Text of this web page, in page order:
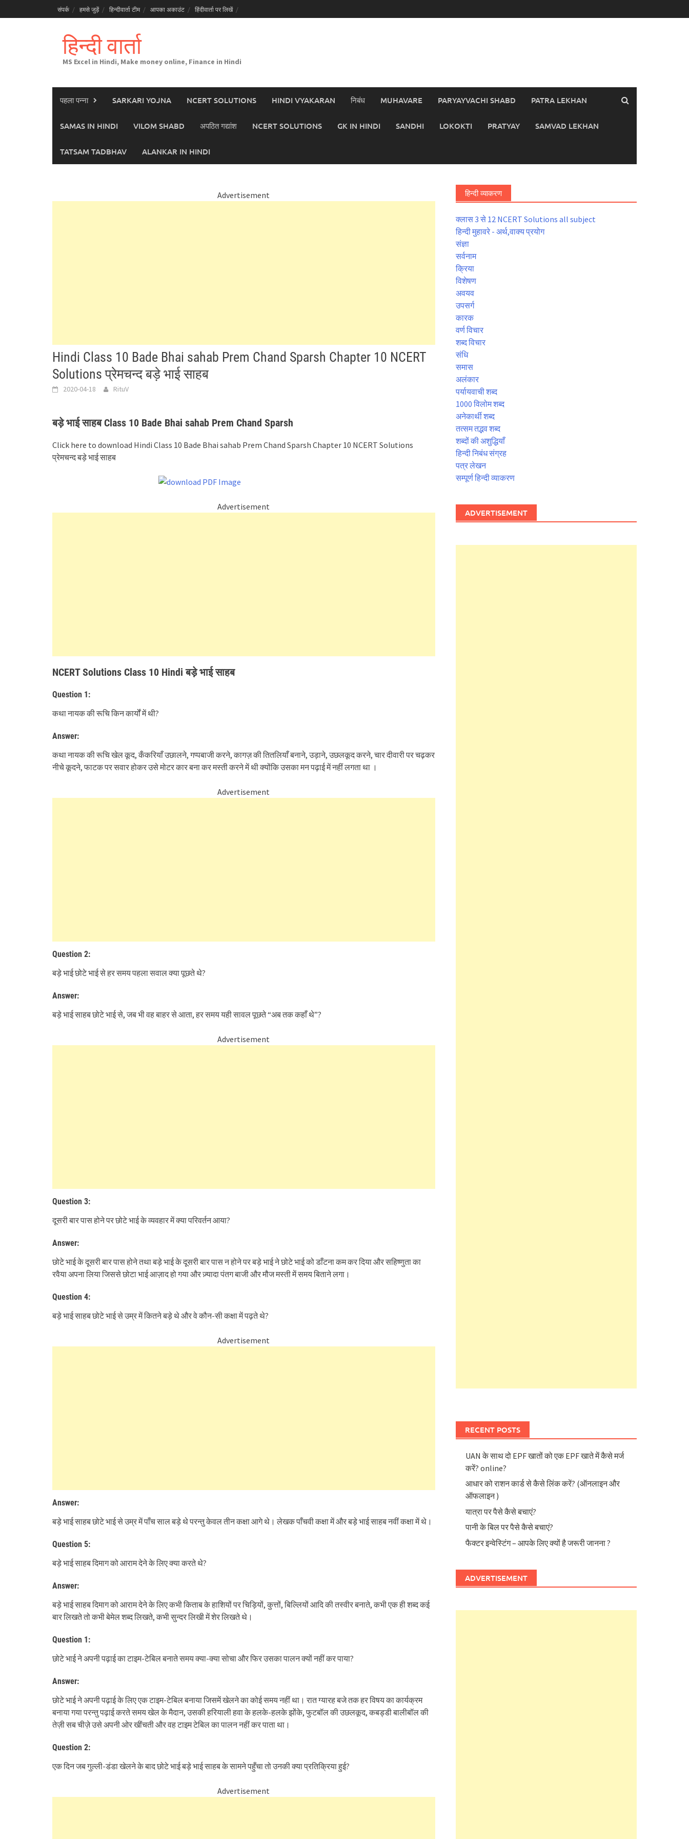
to
संपर्क हमसे जुड़ें हिन्दीवार्ता टीम आपका अकाउंट हिंदीवार्ता पर लिखें
हिन्दी वार्ता
MS Excel in Hindi, Make money online, Finance in Hindi
पहला पन्ना SARKARI YOJNA NCERT SOLUTIONS HINDI VYAKARAN निबंध MUHAVARE PARYAYVACHI SHABD PATRA LEKHAN
SAMAS IN HINDI VILOM SHABD अपठित गद्यांश NCERT SOLUTIONS GK IN HINDI SANDHI LOKOKTI PRATYAY SAMVAD LEKHAN
TATSAM TADBHAV ALANKAR IN HINDI
Advertisement
Hindi Class 10 Bade Bhai sahab Prem Chand Sparsh Chapter 10 NCERT
Solutions प्रेमचन्द बड़े भाई साहब
2020-04-18 RituV
बड़े भाई साहब Class 10 Bade Bhai sahab Prem Chand Sparsh
Click here to download Hindi Class 10 Bade Bhai sahab Prem Chand Sparsh Chapter 10 NCERT Solutions
प्रेमचन्द बड़े भाई साहब
Advertisement
NCERT Solutions Class 10 Hindi बड़े भाई साहब
Question 1:
कथा नायक की रूचि किन कार्यों में थी?
Answer:
कथा नायक की रूचि खेल कूद, कँकरियाँ उछालने, गप्पबाजी करने, कागज़ की तितलियाँ बनाने, उड़ाने, उछलकूद करने, चार दीवारी पर चढ़कर
नीचे कूदने, फाटक पर सवार होकर उसे मोटर कार बना कर मस्ती करने में थी क्योंकि उसका मन पढ़ाई में नहीं लगता था ।
Advertisement
Question 2:
बड़े भाई छोटे भाई से हर समय पहला सवाल क्या पूछते थे?
Answer:
बड़े भाई साहब छोटे भाई से, जब भी वह बाहर से आता, हर समय यही सावल पूछते “अब तक कहाँ थे”?
Advertisement
Question 3:
दूसरी बार पास होने पर छोटे भाई के व्यवहार में क्या परिवर्तन आया?
Answer:
छोटे भाई के दूसरी बार पास होने तथा बड़े भाई के दूसरी बार पास न होने पर बड़े भाई ने छोटे भाई को डाँटना कम कर दिया और सहिष्णुता का
रवैया अपना लिया जिससे छोटा भाई आज़ाद हो गया और ज़्यादा पंतग बाजी और मौज मस्ती में समय बिताने लगा।
Question 4:
बड़े भाई साहब छोटे भाई से उम्र में कितने बड़े थे और वे कौन-सी कक्षा में पढ़ते थे?
Advertisement
Answer:
बड़े भाई साहब छोटे भाई से उम्र में पाँच साल बड़े थे परन्तु केवल तीन कक्षा आगे थे। लेखक पाँचवी कक्षा में और बड़े भाई साहब नवीं कक्षा में थे।
Question 5:
बड़े भाई साहब दिमाग को आराम देने के लिए क्या करते थे?
Answer:
बड़े भाई साहब दिमाग को आराम देने के लिए कभी किताब के हाशियों पर चिड़ियों, कुत्तों, बिल्लियों आदि की तस्वीर बनाते, कभी एक ही शब्द कई
बार लिखते तो कभी बेमेल शब्द लिखते, कभी सुन्दर लिखी में शेर लिखते थे।
Question 1:
छोटे भाई ने अपनी पढ़ाई का टाइम-टेबिल बनाते समय क्या-क्या सोचा और फिर उसका पालन क्यों नहीं कर पाया?
Answer:
छोटे भाई ने अपनी पढ़ाई के लिए एक टाइम-टेबिल बनाया जिसमें खेलने का कोई समय नहीं था। रात ग्यारह बजे तक हर विषय का कार्यक्रम
बनाया गया परन्तु पढ़ाई करते समय खेल के मैदान, उसकी हरियाली हवा के हलके-हलके झोंके, फुटबॉल की उछलकूद, कबड्डी बालीबॉल की
तेज़ी सब चीज़े उसे अपनी ओर खींचती और वह टाइम टेबिल का पालन नहीं कर पाता था।
Question 2:
एक दिन जब गुल्ली-डंडा खेलने के बाद छोटे भाई बड़े भाई साहब के सामने पहुँचा तो उनकी क्या प्रतिक्रिया हुई?
Advertisement
हिन्दी व्याकरण
क्लास 3 से 12 NCERT Solutions all subject
हिन्दी मुहावरे - अर्थ,वाक्य प्रयोग
संज्ञा
सर्वनाम
क्रिया
विशेषण
अवयव
उपसर्ग
कारक
वर्ण विचार
शब्द विचार
संधि
समास
अलंकार
पर्यायवाची शब्द
1000 विलोम शब्द
अनेकार्थी शब्द
तत्सम तद्भव शब्द
शब्दों की अशुद्धियाँ
हिन्दी निबंध संग्रह
पत्र लेखन
सम्पूर्ण हिन्दी व्याकरण
ADVERTISEMENT
RECENT POSTS
UAN के साथ दो EPF खातों को एक EPF खाते में कैसे मर्ज
करें? online?
आधार को राशन कार्ड से कैसे लिंक करें? (ऑनलाइन और
ऑफलाइन )
यात्रा पर पैसे कैसे बचाएं?
पानी के बिल पर पैसे कैसे बचाएं?
फैक्टर इन्वेस्टिंग – आपके लिए क्यों है जरूरी जानना ?
ADVERTISEMENT